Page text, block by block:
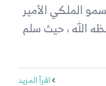
الملكي الأمير
الله ، حيث سلم